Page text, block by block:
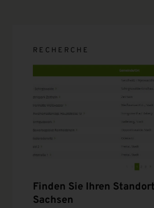
RECHERCHE
Finden Sie Ihren
Sachsen